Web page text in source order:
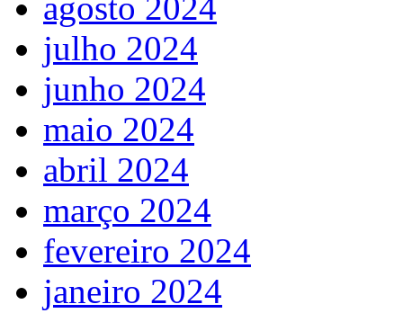
julho 2024
junho 2024
maio 2024
abril 2024
março 2024
fevereiro 2024
janeiro 2024